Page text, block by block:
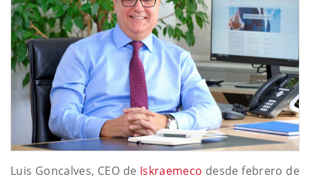
Luis Goncalves, CEO de Iskraemeco desde febrero de